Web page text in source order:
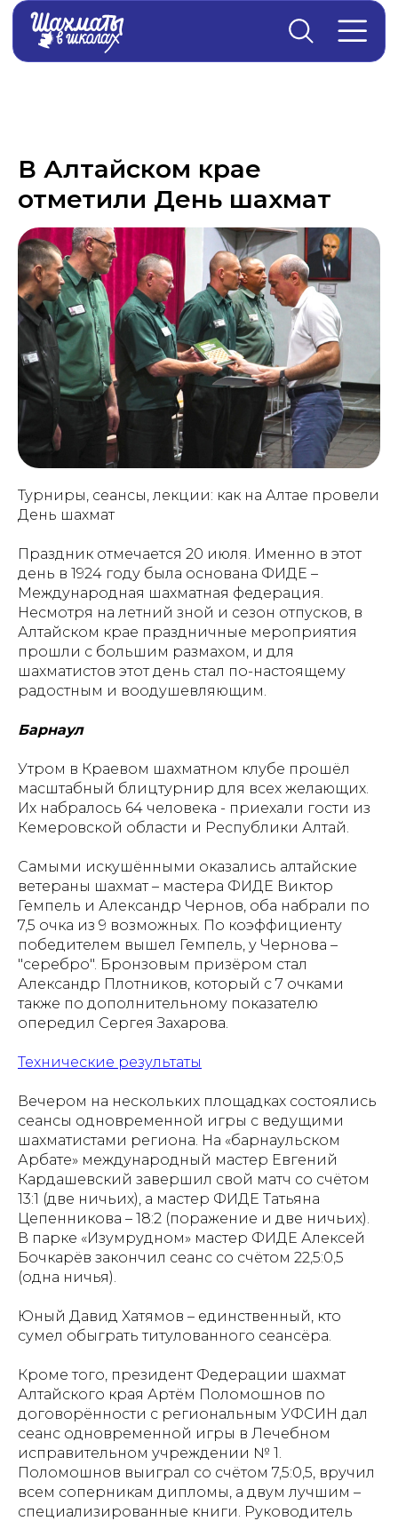
В Алтайском крае
отметили День шахмат
Турниры, сеансы, лекции: как на Алтае провели
День шахмат
Праздник отмечается 20 июля. Именно в этот
день в 1924 году была основана ФИДЕ –
Международная шахматная федерация.
Несмотря на летний зной и сезон отпусков, в
Алтайском крае праздничные мероприятия
прошли с большим размахом, и для
шахматистов этот день стал по-настоящему
радостным и воодушевляющим.
Барнаул
Утром в Краевом шахматном клубе прошёл
масштабный блицтурнир для всех желающих.
Их набралось 64 человека - приехали гости из
Кемеровской области и Республики Алтай.
Самыми искушёнными оказались алтайские
ветераны шахмат – мастера ФИДЕ Виктор
Гемпель и Александр Чернов, оба набрали по
7,5 очка из 9 возможных. По коэффициенту
победителем вышел Гемпель, у Чернова –
"серебро". Бронзовым призёром стал
Александр Плотников, который с 7 очками
также по дополнительному показателю
опередил Сергея Захарова.
Технические результаты
Вечером на нескольких площадках состоялись
сеансы одновременной игры с ведущими
шахматистами региона. На «барнаульском
Арбате» международный мастер Евгений
Кардашевский завершил свой матч со счётом
13:1 (две ничьих), а мастер ФИДЕ Татьяна
Цепенникова – 18:2 (поражение и две ничьих).
В парке «Изумрудном» мастер ФИДЕ Алексей
Бочкарёв закончил сеанс со счётом 22,5:0,5
(одна ничья).
Юный Давид Хатямов – единственный, кто
сумел обыграть титулованного сеансёра.
Кроме того, президент Федерации шахмат
Алтайского края Артём Поломошнов по
договорённости с региональным УФСИН дал
сеанс одновременной игры в Лечебном
исправительном учреждении № 1.
Поломошнов выиграл со счётом 7,5:0,5, вручил
всем соперникам дипломы, а двум лучшим –
специализированные книги. Руководитель